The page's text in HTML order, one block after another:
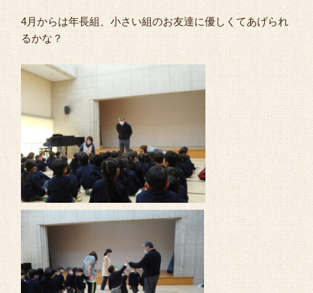
4月からは年長組、小さい組のお友達に優しくてあげられ
るかな？